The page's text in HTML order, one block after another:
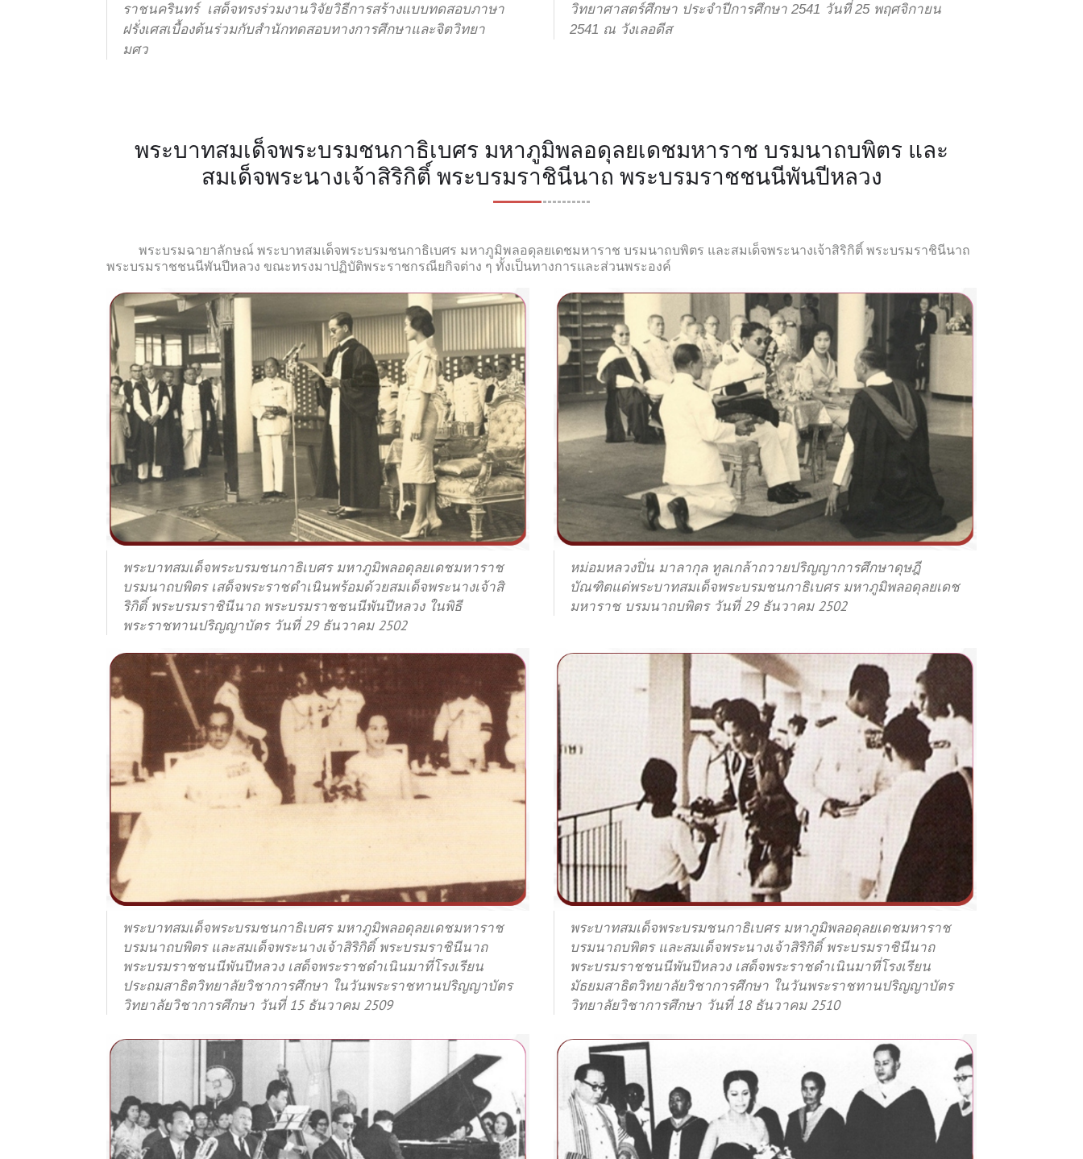
ราชนครินทร์ เสด็จทรงร่วมงานวิจัยวิธีการสร้างแบบทดสอบภาษา
ฝรั่งเศสเบื้องต้นร่วมกับสำนักทดสอบทางการศึกษาและจิตวิทยา
มศว
วิทยาศาสตร์ศึกษา ประจำปีการศึกษา 2541 วันที่ 25 พฤศจิกายน
2541 ณ วังเลอดีส
พระบาทสมเด็จพระบรมชนกาธิเบศร มหาภูมิพลอดุลยเดชมหาราช บรมนาถบพิตร และ
สมเด็จพระนางเจ้าสิริกิติ์ พระบรมราชินีนาถ พระบรมราชชนนีพันปีหลวง
พระบรมฉายาลักษณ์ พระบาทสมเด็จพระบรมชนกาธิเบศร มหาภูมิพลอดุลยเดชมหาราช บรมนาถบพิตร และสมเด็จพระนางเจ้าสิริกิติ์ พระบรมราชินีนาถ
พระบรมราชชนนีพันปีหลวง ขณะทรงมาปฏิบัติพระราชกรณียกิจต่าง ๆ ทั้งเป็นทางการและส่วนพระองค์
พระบาทสมเด็จพระบรมชนกาธิเบศร มหาภูมิพลอดุลยเดชมหาราช
บรมนาถบพิตร เสด็จพระราชดำเนินพร้อมด้วยสมเด็จพระนางเจ้าสิ
ริกิติ์ พระบรมราชินีนาถ พระบรมราชชนนีพันปีหลวง ในพิธี
พระราชทานปริญญาบัตร วันที่29 ธันวาคม 2502
หม่อมหลวงปิ่น มาลากุล ทูลเกล้าถวายปริญญาการศึกษาดุษฎี
บัณฑิตแด่พระบาทสมเด็จพระบรมชนกาธิเบศร มหาภูมิพลอดุลยเดช
มหาราช บรมนาถบพิตร วันที่ 29 ธันวาคม 2502
พระบาทสมเด็จพระบรมชนกาธิเบศร มหาภูมิพลอดุลยเดชมหาราช
บรมนาถบพิตร และสมเด็จพระนางเจ้าสิริกิติ์ พระบรมราชินีนาถ
พระบรมราชชนนีพันปีหลวง เสด็จพระราชดำเนินมาที่โรงเรียน
ประถมสาธิตวิทยาลัยวิชาการศึกษา ในวันพระราชทานปริญญาบัตร
วิทยาลัยวิชาการศึกษา วันที่ 15 ธันวาคม 2509
พระบาทสมเด็จพระบรมชนกาธิเบศร มหาภูมิพลอดุลยเดชมหาราช
บรมนาถบพิตร และสมเด็จพระนางเจ้าสิริกิติ์ พระบรมราชินีนาถ
พระบรมราชชนนีพันปีหลวง เสด็จพระราชดำเนินมาที่โรงเรียน
มัธยมสาธิตวิทยาลัยวิชาการศึกษา ในวันพระราชทานปริญญาบัตร
วิทยาลัยวิชาการศึกษา วันที่ 18 ธันวาคม 2510